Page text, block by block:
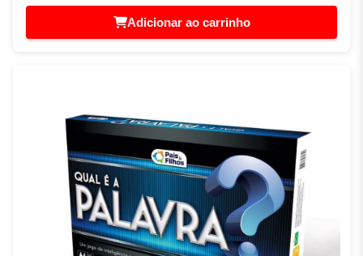
Adicionar ao carrinho